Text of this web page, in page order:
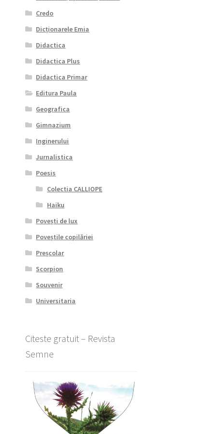
Credo
Dicționarele Emia
Didactica
Didactica Plus
Didactica Primar
Editura Paula
Geografica
Gimnazium
Inginerului
Jurnalistica
Poesis
Colectia CALLIOPE
Haiku
Povești de lux
Poveștile copilăriei
Preșcolar
Scorpion
Souvenir
Universitaria
Citeste gratuit – Revista
Semne